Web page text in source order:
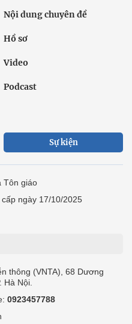
Nội dung chuyên đề
Hồ sơ
Video
Podcast
Sự kiện
Tôn giáo
ngày 17/10/2025
thông (VNTA), 68 Dương
Nội.
0923457788